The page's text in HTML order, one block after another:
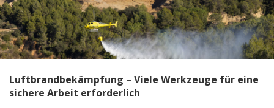
Sie haben ihr passwort vergessen?
o
Ein konto erstellen
Waldbrandfahrzeuge
Aerial
Zubehör
Luftbrandbekämpfung – Viele Werkzeuge für eine
sichere Arbeit erforderlich